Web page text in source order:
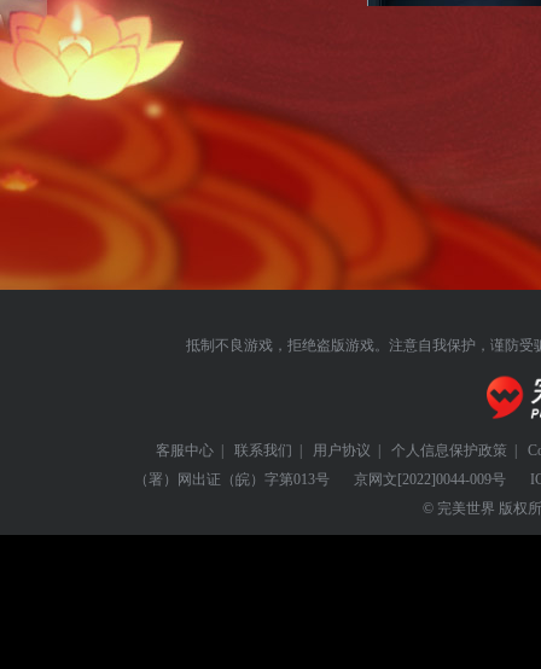
2.仙友们需要前往河阳
抵制不良游戏，拒绝盗版游戏。注意自我保护，谨防受
客服中心 | 联系我们 | 用户协议 | 个人信息保护政策 |
（署）网出证（皖）字第013号
京网文[2022]0044-009号
© 完美世界 版权所